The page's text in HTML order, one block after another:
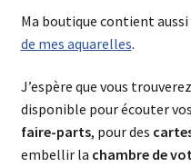
Ma boutique contient aussi
de mes aquarelles.
J’espère que vous
disponible pour écouter
faire-parts, pour des
embellir la chambre de